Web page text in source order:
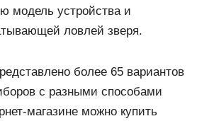
модель устройства и
ловлей зверя.
более 65 вариантов
с разными способами
магазине можно купить